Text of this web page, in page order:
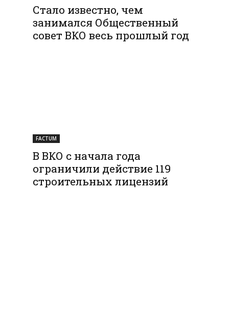
Стало известно, чем
занимался Общественный
совет ВКО весь прошлый год
FACTUM
В ВКО с начала года
ограничили действие 119
строительных лицензий